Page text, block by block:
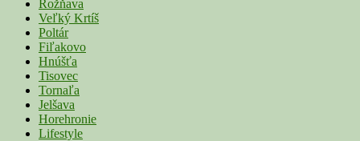
Rožňava
Veľký Krtíš
Poltár
Fiľakovo
Hnúšťa
Tisovec
Tornaľa
Jelšava
Horehronie
Lifestyle